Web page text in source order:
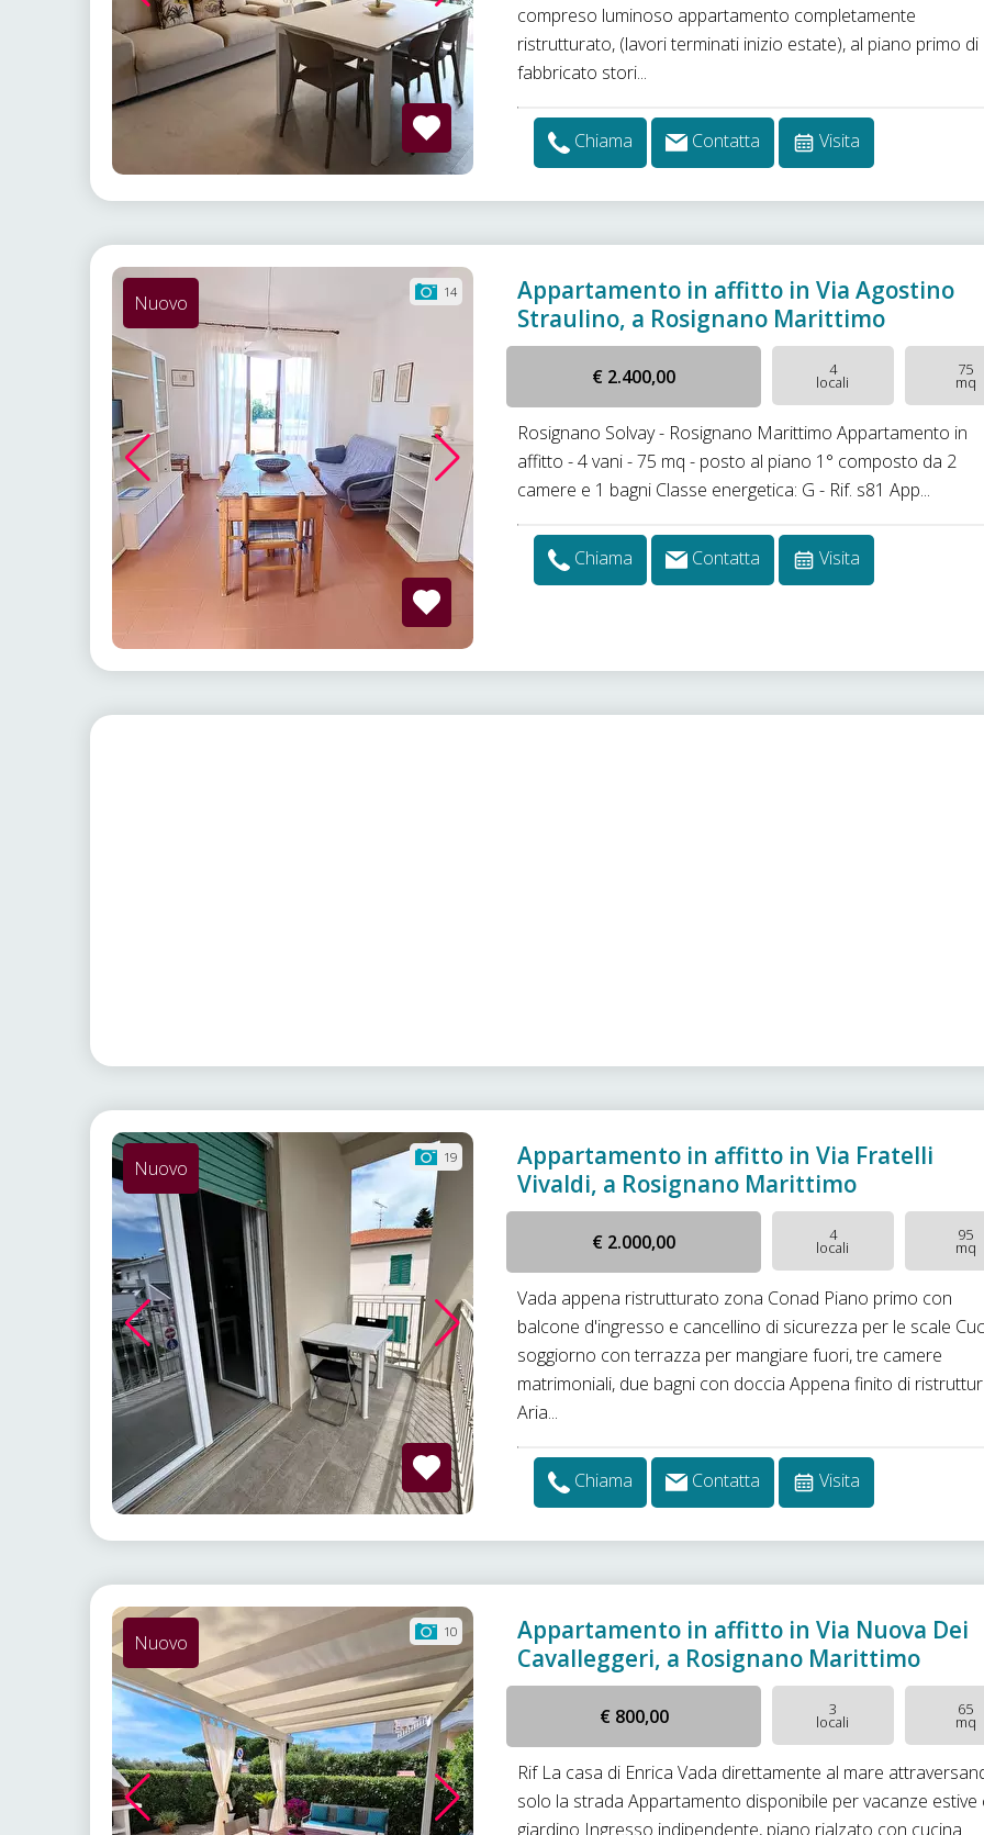
compreso luminoso appartamento completamente
ristrutturato, (lavori terminati inizio estate), al piano primo di
fabbricato stori...
Chiama Contatta Visita
14
Nuovo
Appartamento in affitto in Via Agostino
Straulino, a Rosignano Marittimo
€ 2.400,00 4
locali
75
mq
Rosignano Solvay - Rosignano Marittimo Appartamento in
affitto - 4 vani - 75 mq - posto al piano 1° composto da 2
camere e 1 bagni Classe energetica: G - Rif. s81 App...
Chiama Contatta Visita
19
Nuovo
Appartamento in affitto in Via Fratelli
Vivaldi, a Rosignano Marittimo
€ 2.000,00 4
locali
95
mq
Vada appena ristrutturato zona Conad Piano primo con
balcone d'ingresso e cancellino di sicurezza per le scale
soggiorno con terrazza per mangiare fuori, tre camere
matrimoniali, due bagni con doccia Appena finito di
Aria...
Chiama Contatta Visita
10
Nuovo
Appartamento in affitto in Via Nuova Dei
Cavalleggeri, a Rosignano Marittimo
€ 800,00 3
locali
65
mq
Rif La casa di Enrica Vada direttamente al mare
solo la strada Appartamento disponibile per vacanze estive
giardino Ingresso indipendente, piano rialzato con cucina